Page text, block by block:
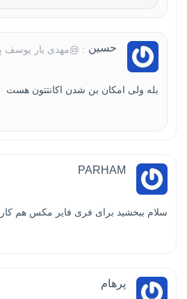
حسین : @مهدی یار یوسف
بله ولی امکان بن شدن اکانتتون هست
PARHAM
سلام ببخشید برای فری فایر مکس هم کار
پرهام